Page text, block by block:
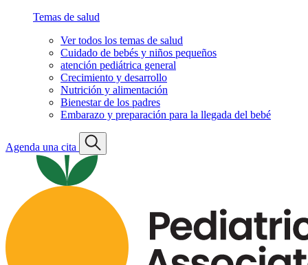
Temas de salud
Ver todos los temas de salud
Cuidado de bebés y niños pequeños
atención pediátrica general
Crecimiento y desarrollo
Nutrición y alimentación
Bienestar de los padres
Embarazo y preparación para la llegada del bebé
Agenda una cita